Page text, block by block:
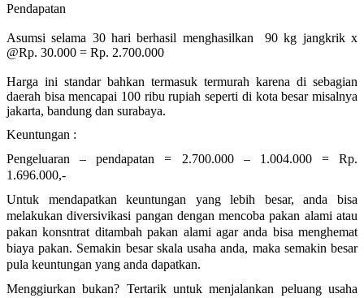
Pendapatan
Asumsi selama 30 hari berhasil menghasilkan 90 kg jangkrik x
@Rp. 30.000 = Rp. 2.700.000
Harga ini standar bahkan termasuk termurah karena di sebagian
daerah bisa mencapai 100 ribu rupiah seperti di kota besar misalnya
jakarta, bandung dan surabaya.
Keuntungan :
Pengeluaran – pendapatan = 2.700.000 – 1.004.000 = Rp.
1.696.000,-
Untuk mendapatkan keuntungan yang lebih besar, anda bisa
melakukan diversivikasi pangan dengan mencoba pakan alami atau
pakan konsntrat ditambah pakan alami agar anda bisa menghemat
biaya pakan. Semakin besar skala usaha anda, maka semakin besar
pula keuntungan yang anda dapatkan.
Menggiurkan bukan? Tertarik untuk menjalankan peluang usaha